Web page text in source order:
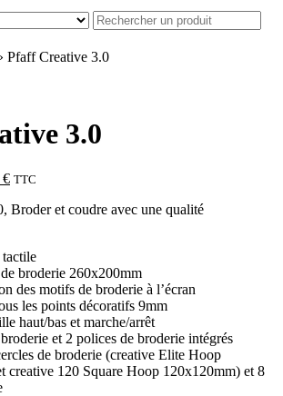
Pfaff Creative 3.0
3.0
€Le
actuel
TTC
Broder et coudre avec une qualité
broderie 260x200mm
des motifs de broderie à l’écran
les points décoratifs 9mm
haut/bas et marche/arrêt
et 2 polices de broderie intégrés
de broderie (creative Elite Hoop
creative 120 Square Hoop 120x120mm) et 8